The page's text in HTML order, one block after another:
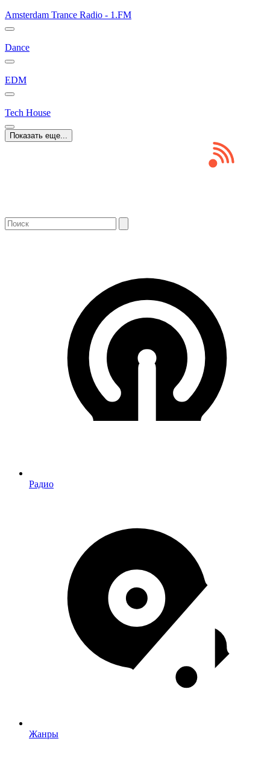
Amsterdam Trance Radio - 1.FM
Dance
EDM
Tech House
Показать еще...
Радио
Жанры